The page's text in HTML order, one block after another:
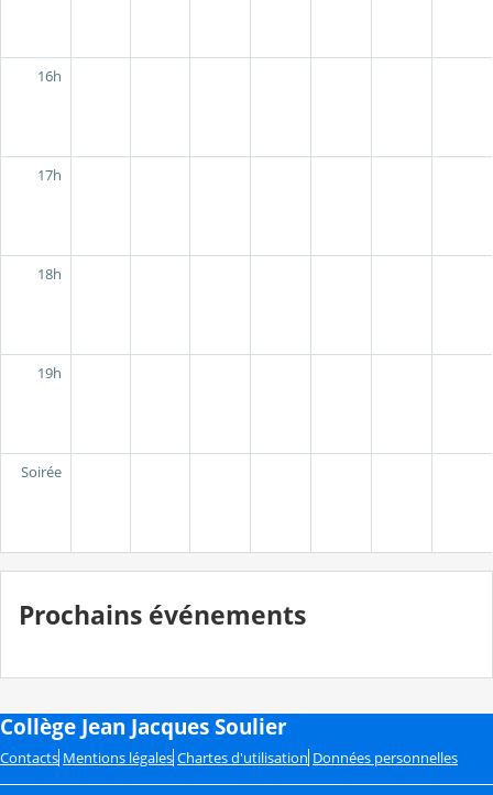
16h
17h
18h
19h
Soirée
Prochains événements
Collège Jean Jacques Soulier
Contacts Mentions légales Chartes d'utilisation Données personnelles